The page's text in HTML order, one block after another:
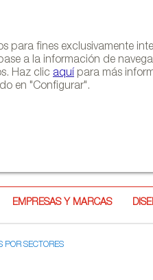
para fines exclusivamente
a la información de
Haz clic aquí para más
en "Configurar".
PUBLICIDAD
EMPRESAS Y MARCAS
POR SECTORES